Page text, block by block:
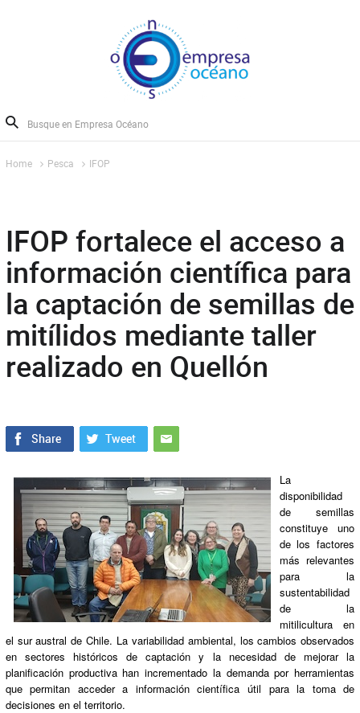
Home Pesca IFOP
IFOP fortalece el acceso a
información científica para
la captación de semillas de
mitílidos mediante taller
realizado en Quellón
La
disponibilidad
de semillas
constituye uno
de los factores
más relevantes
para la
sustentabilidad
de la
mitilicultura en
el sur austral de Chile. La variabilidad ambiental, los cambios observados
en sectores históricos de captación y la necesidad de mejorar la
planificación productiva han incrementado la demanda por herramientas
que permitan acceder a información científica útil para la toma de
decisiones en el territorio.